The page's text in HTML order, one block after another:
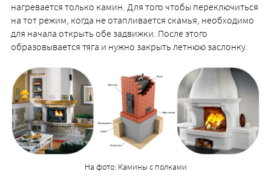
нагревается только камин. Для того чтобы переключиться
на тот режим, когда не отапливается скамья, необходимо
для начала открыть обе задвижки. После этого
образовывается тяга и нужно закрыть летнюю заслонку.
На фото: Камины с полками